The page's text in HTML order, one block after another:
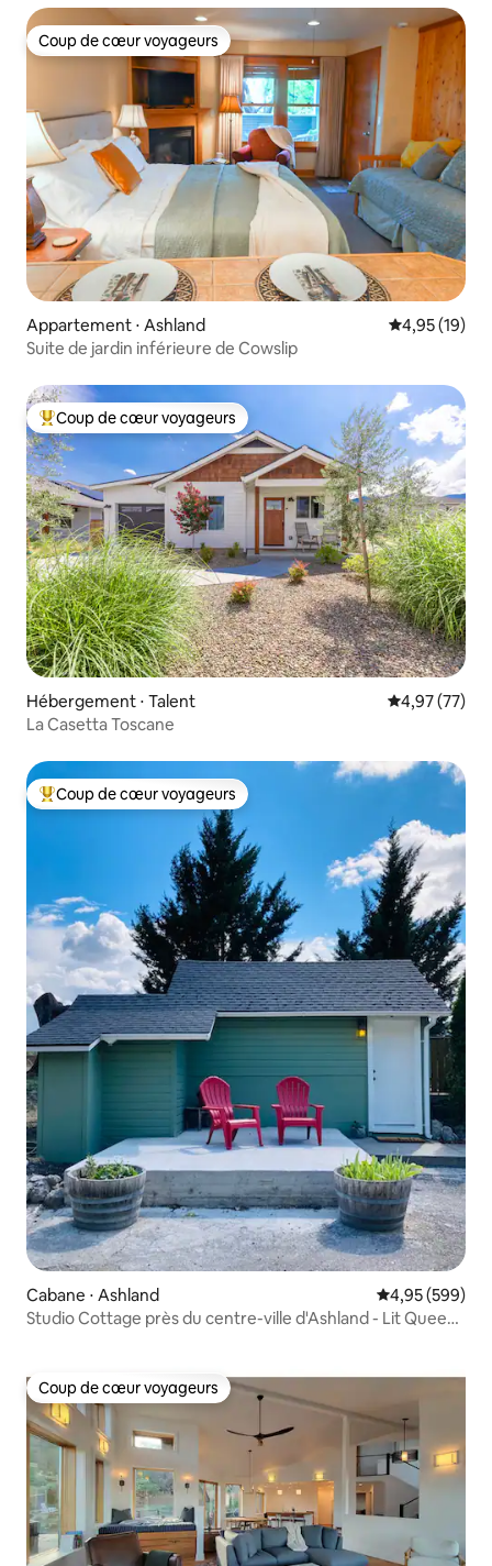
Coup de cœur voyageurs
Coup de cœur voyageurs
Appartement ⋅ Ashland Évaluation
4,95 (19)
Suite de jardin inférieure de Cowslip
Coups de cœur voyageurs les plus appréciés
Coup de cœur voyageurs
Hébergement ⋅ Talent Évaluation
4,97 (77)
La Casetta Toscane
Coups de cœur voyageurs les plus appréciés
Coup de cœur voyageurs
Cabane ⋅ Ashland Évaluation
4,95 (599)
Studio Cottage près du centre-ville d'Ashland - Lit Queen
Coup de cœur voyageurs
Coup de cœur voyageurs